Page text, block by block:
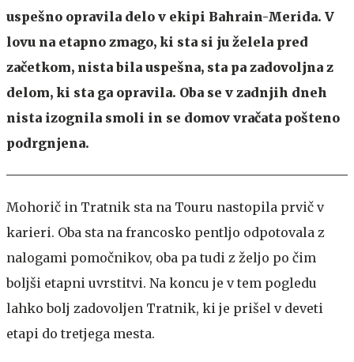
uspešno opravila delo v ekipi Bahrain-Merida. V
lovu na etapno zmago, ki sta si ju želela pred
začetkom, nista bila uspešna, sta pa zadovoljna z
delom, ki sta ga opravila. Oba se v zadnjih dneh
nista izognila smoli in se domov vračata pošteno
podrgnjena.
Mohorič in Tratnik sta na Touru nastopila prvič v
karieri. Oba sta na francosko pentljo odpotovala z
nalogami pomočnikov, oba pa tudi z željo po čim
boljši etapni uvrstitvi. Na koncu je v tem pogledu
lahko bolj zadovoljen Tratnik, ki je prišel v deveti
etapi do tretjega mesta.